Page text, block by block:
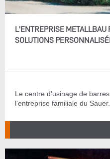
L'ENTREPRISE METALLBAU
SOLUTIONS
Le centre d'usinage de
l'entreprise familiale du Sauer...